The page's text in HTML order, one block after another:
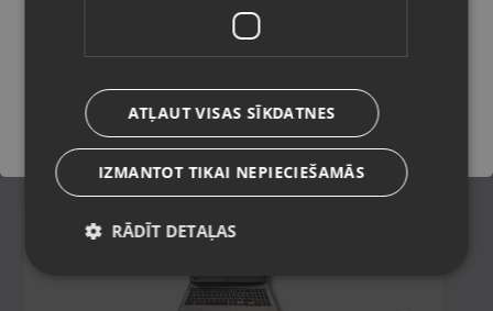
Stāvoklis Lietots (Garantija 6 mēneši)
210.00 €
9.55€/mēn.
Saglabāt
ATĻAUT VISAS SĪKDATNES
IZMANTOT TIKAI NEPIECIEŠAMĀS
RĀDĪT DETAĻAS